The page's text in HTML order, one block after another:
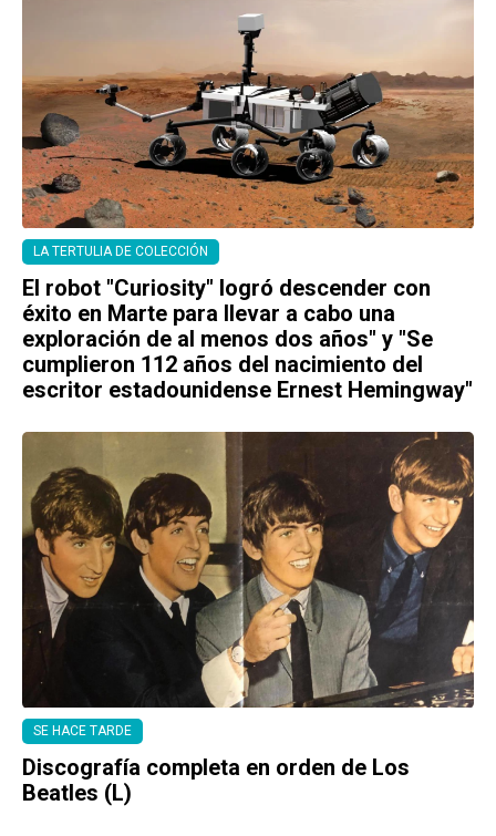
LA TERTULIA DE COLECCIÓN
El robot "Curiosity" logró descender con
éxito en Marte para llevar a cabo una
exploración de al menos dos años" y "Se
cumplieron 112 años del nacimiento del
escritor estadounidense Ernest Hemingway"
SE HACE TARDE
Discografía completa en orden de Los
Beatles (L)